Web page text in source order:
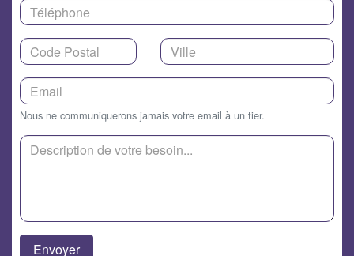
Nous ne communiquerons jamais votre email à un tier.